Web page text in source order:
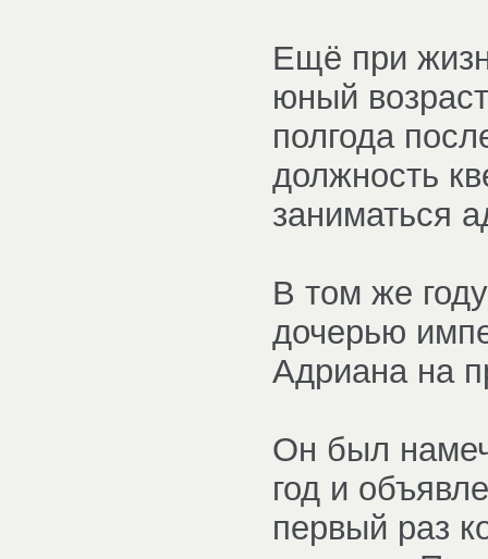
Ещё при
юный
полгода
должность
заниматься
В том же
дочерью
Адриана на
Он был
год и
первый раз